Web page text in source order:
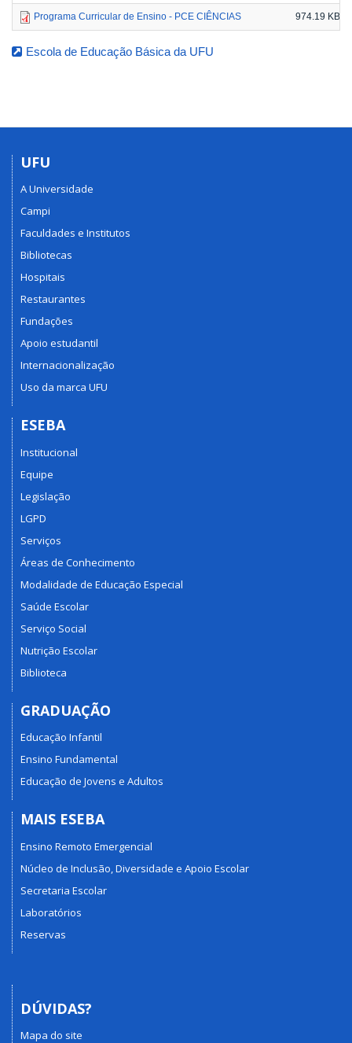
Programa Curricular de Ensino - PCE CIÊNCIAS 974.19 KB
Escola de Educação Básica da UFU
UFU
A Universidade
Campi
Faculdades e Institutos
Bibliotecas
Hospitais
Restaurantes
Fundações
Apoio estudantil
Internacionalização
Uso da marca UFU
ESEBA
Institucional
Equipe
Legislação
LGPD
Serviços
Áreas de Conhecimento
Modalidade de Educação Especial
Saúde Escolar
Serviço Social
Nutrição Escolar
Biblioteca
GRADUAÇÃO
Educação Infantil
Ensino Fundamental
Educação de Jovens e Adultos
MAIS ESEBA
Ensino Remoto Emergencial
Núcleo de Inclusão, Diversidade e Apoio Escolar
Secretaria Escolar
Laboratórios
Reservas
DÚVIDAS?
Mapa do site